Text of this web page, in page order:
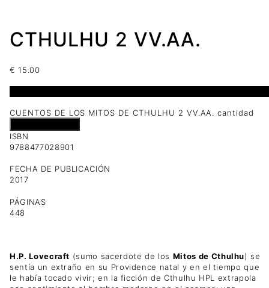
CTHULHU 2 VV.AA.
€ 15.00
CUENTOS DE LOS MITOS DE CTHULHU 2 VV.AA. cantidad
ISBN
9788477028901
FECHA DE PUBLICACIÓN
2017
PÁGINAS
448
H.P. Lovecraft (sumo sacerdote de los Mitos de Cthulhu) se
sentía un extraño en su Providence natal y en el tiempo que
le había tocado vivir; en la ficción de Cthulhu HPL extrapola